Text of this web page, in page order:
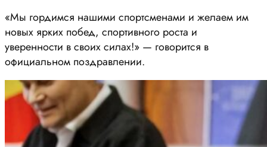
«Мы гордимся нашими спортсменами и желаем им
новых ярких побед, спортивного роста и
уверенности в своих силах!» — говорится в
официальном поздравлении.